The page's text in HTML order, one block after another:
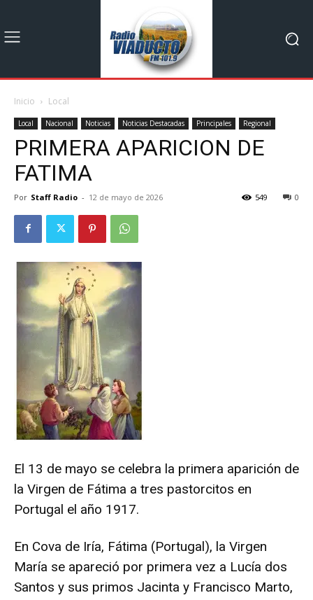
Inicio Local
Local Nacional Noticias Noticias Destacadas Principales Regional
PRIMERA APARICION DE
FATIMA
Por Staff Radio - 12 de mayo de 2026 0
549
El 13 de mayo se celebra la primera aparición de
la Virgen de Fátima a tres pastorcitos en
Portugal el año 1917.
En Cova de Iría, Fátima (Portugal), la Virgen
María se apareció por primera vez a Lucía dos
Santos y sus primos Jacinta y Francisco Marto,